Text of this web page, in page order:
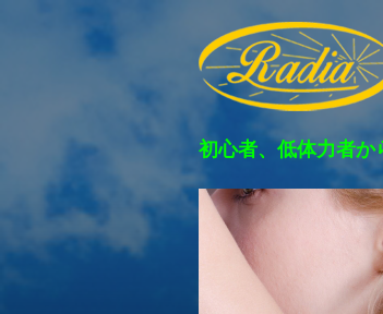
初心者、低体力者か